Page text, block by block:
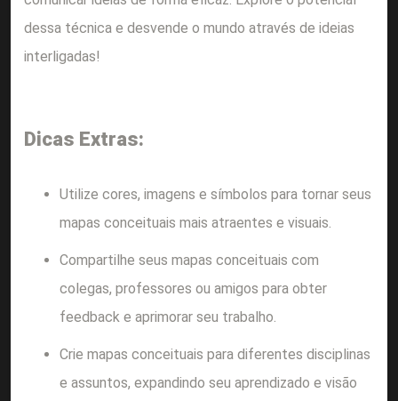
dessa técnica e desvende o mundo através de ideias
interligadas!
Dicas Extras:
Utilize cores, imagens e símbolos para tornar seus
mapas conceituais mais atraentes e visuais.
Compartilhe seus mapas conceituais com
colegas, professores ou amigos para obter
feedback e aprimorar seu trabalho.
Crie mapas conceituais para diferentes disciplinas
e assuntos, expandindo seu aprendizado e visão